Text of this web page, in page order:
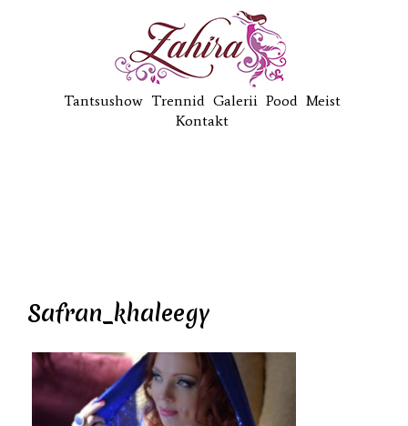
Tantsushow Trennid Galerii Pood Meist
Kontakt
Safran_khaleegy